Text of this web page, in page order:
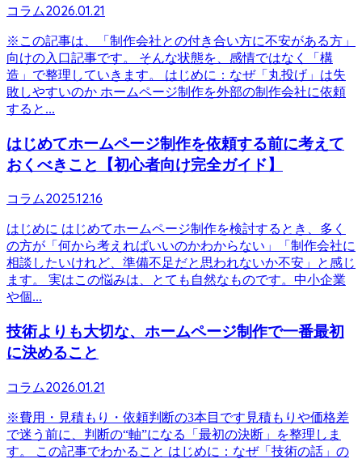
コラム2026.01.21
※この記事は、「制作会社との付き合い方に不安がある方」
向けの入口記事です。 そんな状態を、感情ではなく「構
造」で整理していきます。 はじめに：なぜ「丸投げ」は失
敗しやすいのか ホームページ制作を外部の制作会社に依頼
すると...
はじめてホームページ制作を依頼する前に考えて
おくべきこと【初心者向け完全ガイド】
コラム2025.12.16
はじめに はじめてホームページ制作を検討するとき、多く
の方が「何から考えればいいのかわからない」「制作会社に
相談したいけれど、準備不足だと思われないか不安」と感じ
ます。 実はこの悩みは、とても自然なものです。中小企業
や個...
技術よりも大切な、ホームページ制作で一番最初
に決めること
コラム2026.01.21
※費用・見積もり・依頼判断の3本目です見積もりや価格差
で迷う前に、判断の“軸”になる「最初の決断」を整理しま
す。 この記事でわかること はじめに：なぜ「技術の話」の